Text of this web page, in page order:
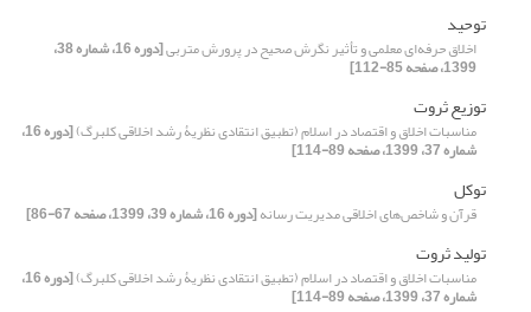
توحید
اخلاق حرفه‌ای معلمی و تأثیر نگرش صحیح در پرورش متربی [دوره 16، شماره 38،
1399، صفحه 85-112]
توزیع ثروت
مناسبات اخلاق و اقتصاد در اسلام (تطبیق انتقادی نظریۀ رشد اخلاقی کلبرگ) [دوره 16،
شماره 37، 1399، صفحه 89-114]
توکل
قرآن و شاخص‌های اخلاقی مدیریت رسانه[دوره 16، شماره 39، 1399، صفحه 67-86]
تولید ثروت
مناسبات اخلاق و اقتصاد در اسلام (تطبیق انتقادی نظریۀ رشد اخلاقی کلبرگ) [دوره 16،
شماره 37، 1399، صفحه 89-114]